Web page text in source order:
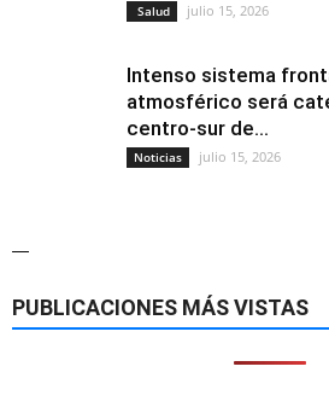
Salud julio 15, 2026
Intenso sistema
atmosférico será
centro-sur de...
Noticias julio 15, 2026
—
PUBLICACIONES MÁS VISTAS